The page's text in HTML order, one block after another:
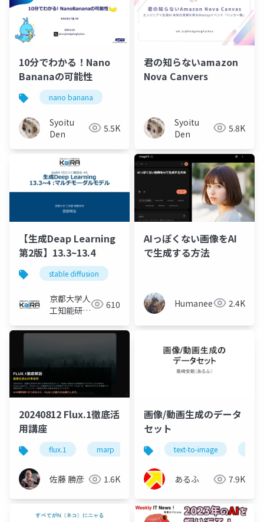
10分でわかる！Nano
Bananaの可能性
nano banana
Syoitu
Den
5.5K
君の知らないamazon
Nova Canvers
Syoitu
Den
5.8K
【生成Deap Learning
第2版】13.3~13.4
stable diffusion
京都大学人
工知能研究
610
AIっぽくない画像をAI
で生成する方法
Humaneer 2.4K
20240812 Flux.1徹底活
用講座
flux.1 marp 生成ai ai
佐藤 勝彦 1.6K
画像/動画生成のデータ
セット
text-to-image
あるふ 7.9K